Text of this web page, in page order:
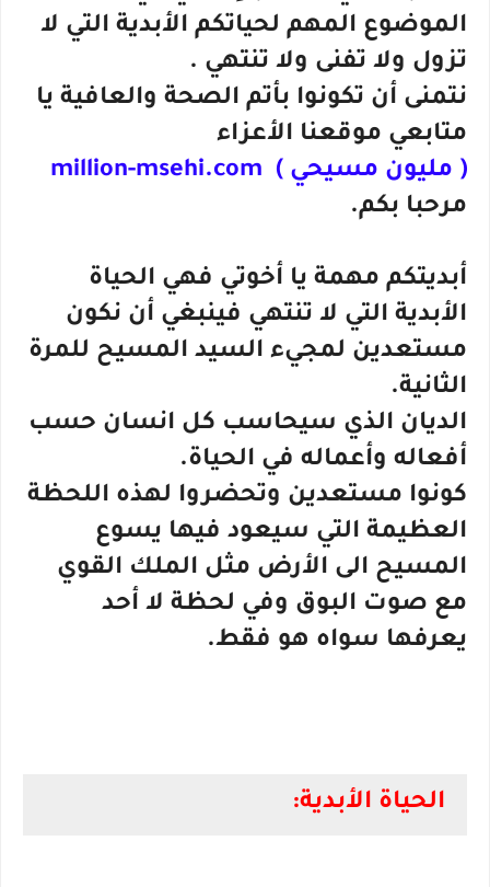
الموضوع المهم لحياتكم الأبدية التي لا
تزول ولا تفنى ولا تنتهي .
نتمنى أن تكونوا بأتم الصحة والعافية يا
متابعي موقعنا الأعزاء
( مليون مسيحي ) million-msehi.com
مرحبا بكم.
أبديتكم مهمة يا أخوتي فهي الحياة
الأبدية التي لا تنتهي فينبغي أن نكون
مستعدين لمجيء السيد المسيح للمرة
الثانية.
الديان الذي سيحاسب كل انسان حسب
أفعاله وأعماله في الحياة.
كونوا مستعدين وتحضروا لهذه اللحظة
العظيمة التي سيعود فيها يسوع
المسيح الى الأرض مثل الملك القوي
مع صوت البوق وفي لحظة لا أحد
يعرفها سواه هو فقط.
الحياة الأبدية: